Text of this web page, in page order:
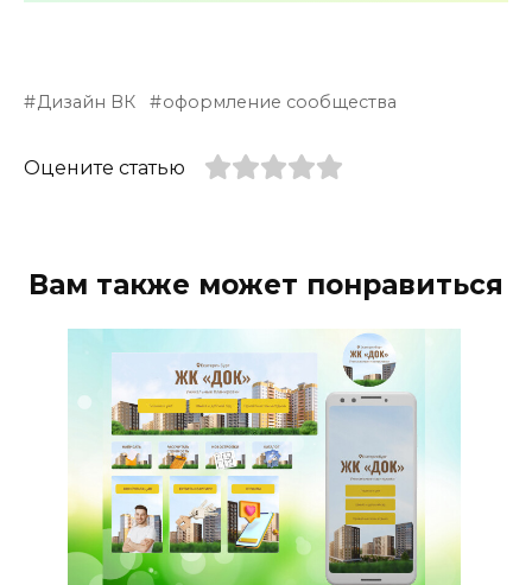
Дизайн ВК оформление сообщества
Оцените статью
Вам также может понравиться